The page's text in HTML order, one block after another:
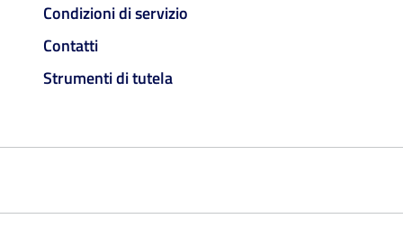
Condizioni di servizio
Contatti
Strumenti di tutela